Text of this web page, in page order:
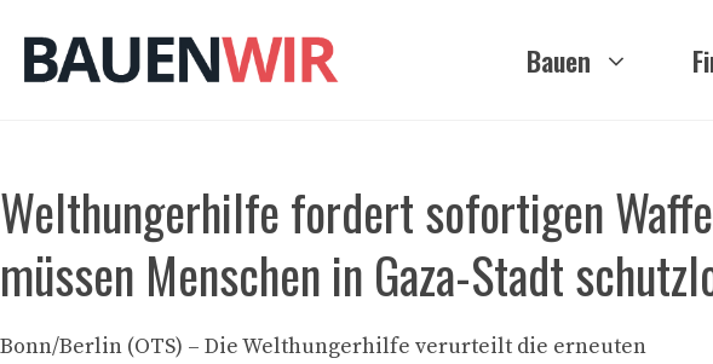
Inhalt
springen
Bauen
Welthungerhilfe fordert sofortigen
müssen Menschen in Gaza-Stadt
Bonn/Berlin (OTS) – Die Welthungerhilfe verurteilt die erneuten